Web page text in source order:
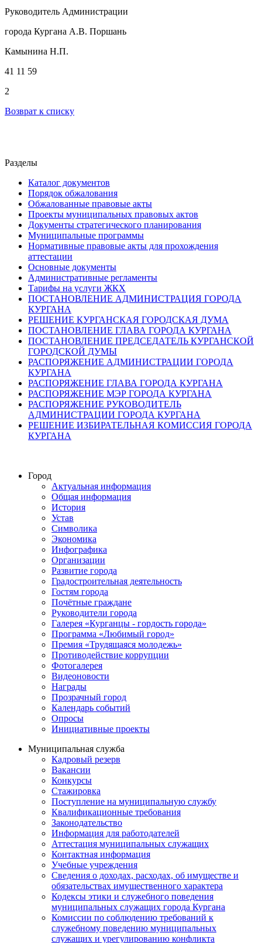
Руководитель Администрации
города Кургана А.В. Поршань
Камынина Н.П.
41 11 59
2
Возврат к списку
Разделы
Каталог документов
Порядок обжалования
Обжалованные правовые акты
Проекты муниципальных правовых актов
Документы стратегического планирования
Муниципальные программы
Нормативные правовые акты для прохождения
аттестации
Основные документы
Административные регламенты
Тарифы на услуги ЖКХ
ПОСТАНОВЛЕНИЕ АДМИНИСТРАЦИЯ ГОРОДА
КУРГАНА
РЕШЕНИЕ КУРГАНСКАЯ ГОРОДСКАЯ ДУМА
ПОСТАНОВЛЕНИЕ ГЛАВА ГОРОДА КУРГАНА
ПОСТАНОВЛЕНИЕ ПРЕДСЕДАТЕЛЬ КУРГАНСКОЙ
ГОРОДСКОЙ ДУМЫ
РАСПОРЯЖЕНИЕ АДМИНИСТРАЦИИ ГОРОДА
КУРГАНА
РАСПОРЯЖЕНИЕ ГЛАВА ГОРОДА КУРГАНА
РАСПОРЯЖЕНИЕ МЭР ГОРОДА КУРГАНА
РАСПОРЯЖЕНИЕ РУКОВОДИТЕЛЬ
АДМИНИСТРАЦИИ ГОРОДА КУРГАНА
РЕШЕНИЕ ИЗБИРАТЕЛЬНАЯ КОМИССИЯ ГОРОДА
КУРГАНА
Город
Актуальная информация
Общая информация
История
Устав
Символика
Экономика
Инфографика
Организации
Развитие города
Градостроительная деятельность
Гостям города
Почётные граждане
Руководители города
Галерея «Курганцы - гордость города»
Программа «Любимый город»
Премия «Трудящаяся молодежь»
Противодействие коррупции
Фотогалерея
Видеоновости
Награды
Прозрачный город
Календарь событий
Опросы
Инициативные проекты
Муниципальная служба
Кадровый резерв
Вакансии
Конкурсы
Стажировка
Поступление на муниципальную службу
Квалификационные требования
Законодательство
Информация для работодателей
Аттестация муниципальных служащих
Контактная информация
Учебные учреждения
Сведения о доходах, расходах, об имуществе и
обязательствах имущественного характера
Кодексы этики и служебного поведения
муниципальных служащих города Кургана
Комиссии по соблюдению требований к
служебному поведению муниципальных
служащих и урегулированию конфликта